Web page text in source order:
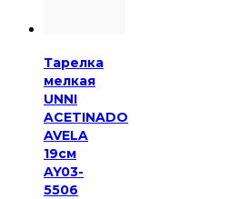
Тарелка
мелкая
UNNI
ACETINADO
AVELA
19см
AY03-
5506